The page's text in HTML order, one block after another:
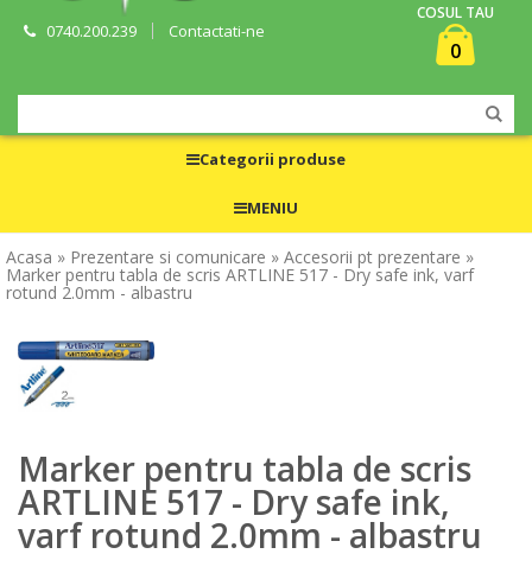
0740.200.239 Contactati-ne
COSUL TAU
0
Categorii produse
MENIU
Acasa » Prezentare si comunicare » Accesorii pt prezentare »
Marker pentru tabla de scris ARTLINE 517 - Dry safe ink, varf
rotund 2.0mm - albastru
Marker pentru tabla de scris
ARTLINE 517 - Dry safe ink,
varf rotund 2.0mm - albastru